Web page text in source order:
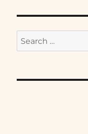
Search
for: